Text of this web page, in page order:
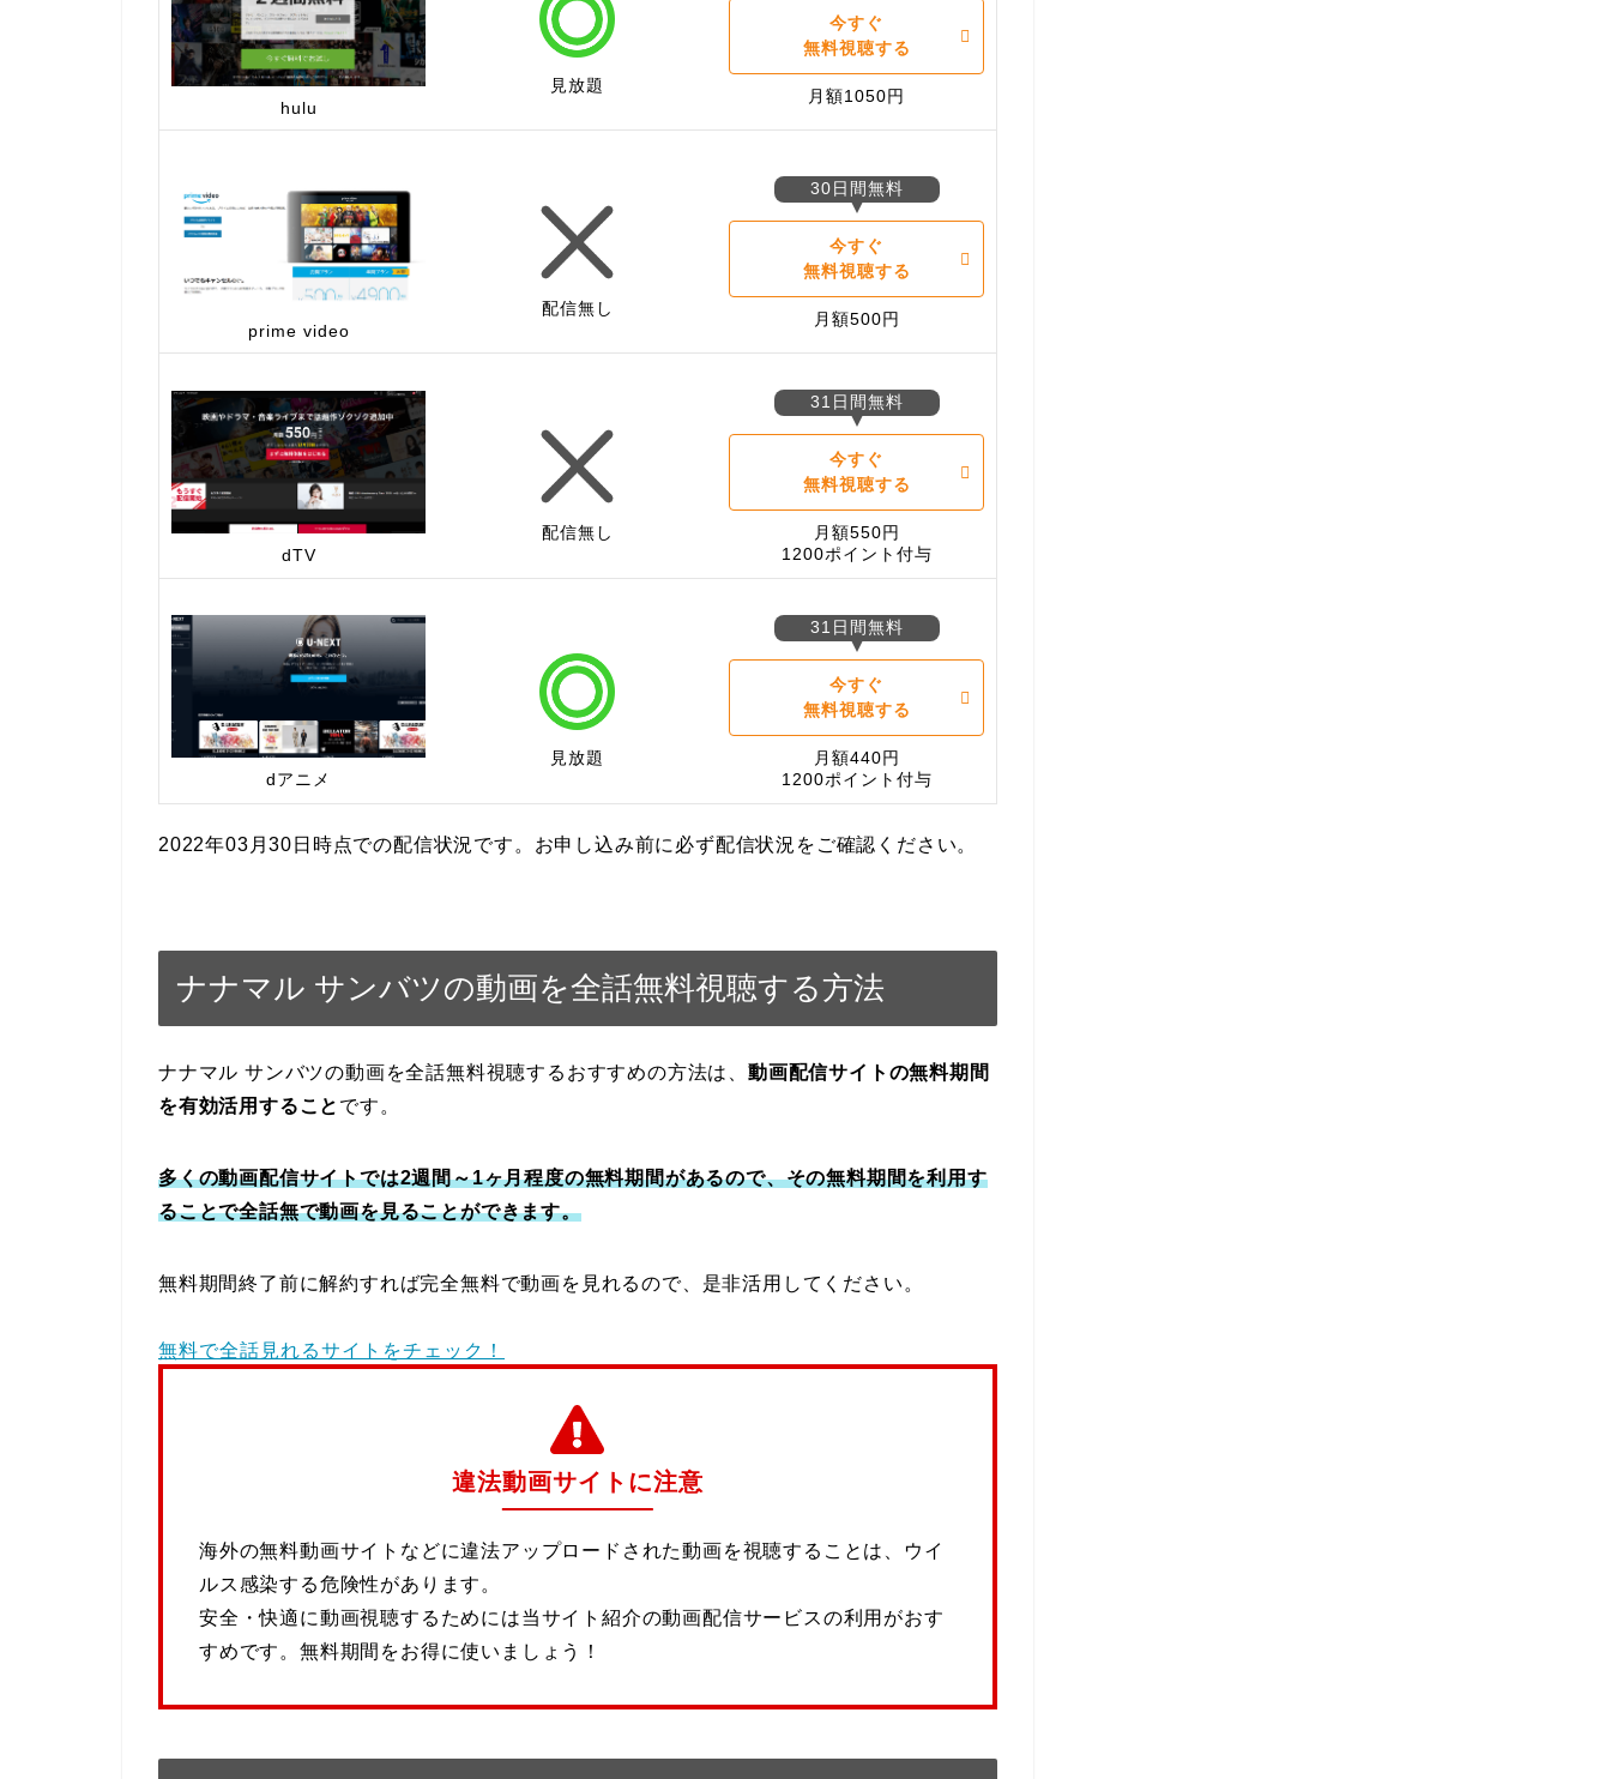
hulu
見放題
今すぐ
無料視聴する
月額1050円
prime video
配信無し
30日間無料
今すぐ
無料視聴する
月額500円
dTV
配信無し
31日間無料
今すぐ
無料視聴する
月額550円
1200ポイント付与
dアニメ
見放題
31日間無料
今すぐ
無料視聴する
月額440円
1200ポイント付与
2022年03月30日時点での配信状況です。お申し込み前に必ず配信状況をご確認ください。
ナナマル サンバツの動画を全話無料視聴する方法
ナナマル サンバツの動画を全話無料視聴するおすすめの方法は、動画配信サイトの無料期間
を有効活用すること です。
多くの動画配信サイトでは2週間～1ヶ月程度の無料期間があるので、その無料期間を利用す
ることで全話無で動画を見ることができます。
無料期間終了前に解約すれば完全無料で動画を見れるので、是非活用してください。
無料で全話見れるサイトをチェック！
違法動画サイトに注意
海外の無料動画サイトなどに違法アップロードされた動画を視聴することは、ウイ
ルス感染する危険性があります。
安全・快適に動画視聴するためには当サイト紹介の動画配信サービスの利用がおす
すめです。無料期間をお得に使いましょう！